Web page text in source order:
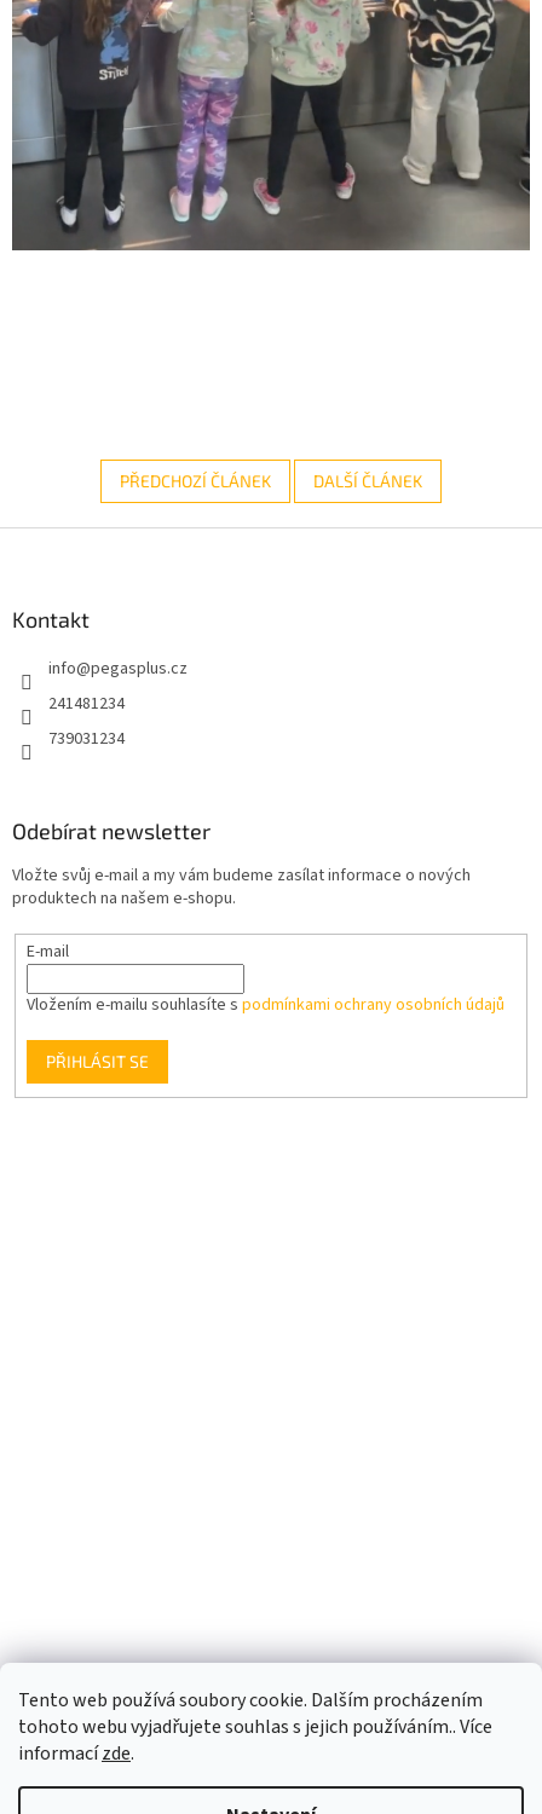
Tento web používá soubory cookie. Dalším procházením
tohoto webu vyjadřujete souhlas s jejich používáním.. Více
informacízde.
PŘEDCHOZÍ ČLÁNEK DALŠÍ ČLÁNEK
Kontakt
info@pegasplus.cz
241481234
739031234
Odebírat newsletter
Vložte svůj e-mail a my vám budeme zasílat informace o nových
produktech na našem e-shopu.
E-mail
Vložením e-mailu souhlasíte s podmínkami ochrany osobních údajů
PŘIHLÁSIT SE